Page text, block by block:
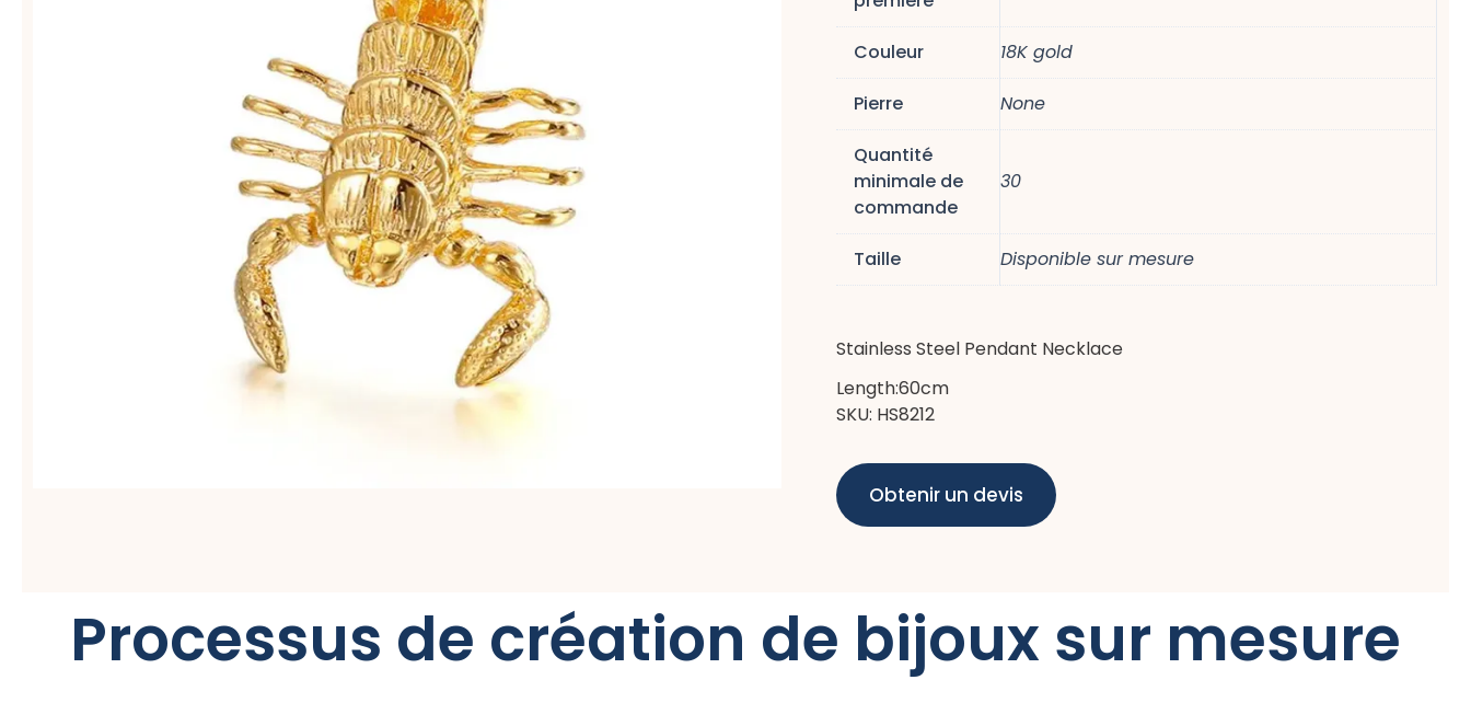
Couleur 18K gold
Pierre None
Quantité
minimale de
commande
30
Taille Disponible sur mesure
Stainless Steel Pendant Necklace
Length:60cm
SKU: HS8212
Obtenir un devis
Processus de création de bijoux sur mesure